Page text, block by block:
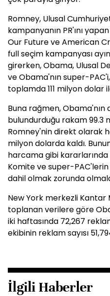
Romney, Ulusal
kampanyanın PR'ını
Our Future ve American
full seçim kampanyası
girerken, Obama, Ulusal
ve Obama'nın super-
toplamda 111 milyon dolar
Buna rağmen,
bulundurduğu rakam 99.3
Romney'nin direkt olarak
milyon dolarda kaldı.
harcama gibi
Komite ve super-
dahil olmak zorunda
New York merkezli Kantar
toplanan verilere göre
iki haftasında 72,267
ekibinin reklam sayısı
İlgili Haberler